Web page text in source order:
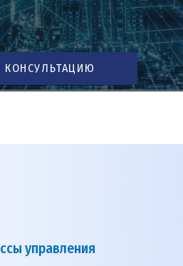
КОНСУЛЬТАЦИЮ
управления